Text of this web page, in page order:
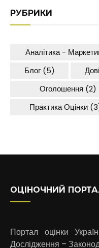
РУБРИКИ
Аналітика -
Блог(5)
Оголошення (2)
Практика Оцінки
ОЦІНОЧНИЙ
Портал оцінки
Дослідження –